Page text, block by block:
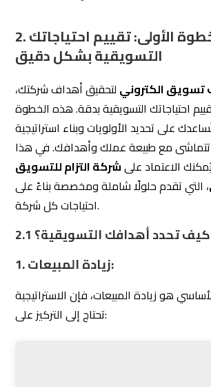
احتياجاتك التسويقية بدقة. هذه الخطوة
تُساعدك على تحديد الأولويات وبناء استراتيجية
تتماشى مع طبيعة عملك وأهدافك. في هذا
الاعتماد علىشركة التزام للتسويق
، التي تقدم حلولًا شاملة ومخصصة بناءً على
احتياجات كل شركة.
2.1كيف تحدد أهدافك التسويقية؟
1.
زيادة المبيعات:
هو زيادة المبيعات، فإن الاستراتيجية
تحتاج إلى التركيز على:
استهداف العملاء المحتملين بدقة.
استخدام الإعلانات الرقمية مثل Google Ads وحملات وسائل